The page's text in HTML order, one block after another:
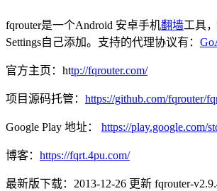
fqrouter是一个Android 安卓手机翻墙工具，
Settings自己添加。支持的代理协议有：
官方主页：http://fqrouter.com/
项目源码托管： https://github.com/fqrouter/
Google Play 地址： https://play.google.com/
博客： https://fqrt.4pu.com/
最新版下载：2013-12-26 更新 fqrouter-